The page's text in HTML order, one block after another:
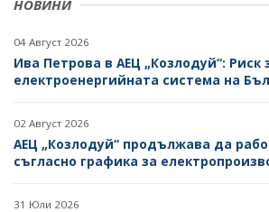
НОВИНИ
04 Август 2026
Ива Петрова в АЕЦ „Козлодуй“: Риск
електроенергийната система на
02 Август 2026
АЕЦ „Козлодуй“ продължава да
съгласно графика за
31 Юли 2026